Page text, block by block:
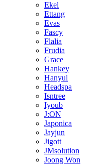
Ekel
Ettang
Evas
Fascy
Flalia
Frudia
Grace
Hankey
Hanyul
Headspa
Isntree
Iyoub
J:ON
Japonica
Jayjun
Jigott
JMsolution
Joong Won